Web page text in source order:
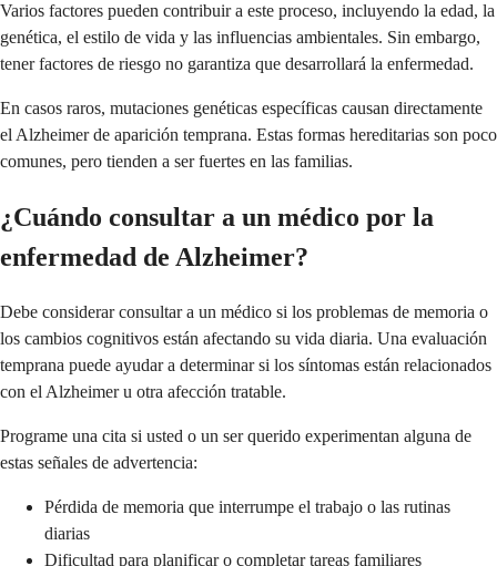
Varios factores pueden contribuir a este proceso, incluyendo la edad, la
genética, el estilo de vida y las influencias ambientales. Sin embargo,
tener factores de riesgo no garantiza que desarrollará la enfermedad.
En casos raros, mutaciones genéticas específicas causan directamente
el Alzheimer de aparición temprana. Estas formas hereditarias son poco
comunes, pero tienden a ser fuertes en las familias.
¿Cuándo consultar a un médico por la
enfermedad de Alzheimer?
Debe considerar consultar a un médico si los problemas de memoria o
los cambios cognitivos están afectando su vida diaria. Una evaluación
temprana puede ayudar a determinar si los síntomas están relacionados
con el Alzheimer u otra afección tratable.
Programe una cita si usted o un ser querido experimentan alguna de
estas señales de advertencia:
Pérdida de memoria que interrumpe el trabajo o las rutinas
diarias
Dificultad para planificar o completar tareas familiares